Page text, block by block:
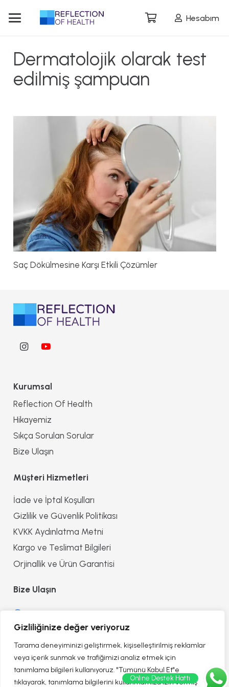
Gizliliğinize değer veriyoruz
Tarama deneyiminizi geliştirmek, kişiselleştirilmiş reklamlar
veya içerik sunmak ve trafiğimizi analiz etmek için
tanımlama bilgileri kullanıyoruz. "Tümünü Kabul Et"e
tıklayarak, tanımlama bilgilerini kullanmamıza izin vermiş
Hesabım
Dermatolojik olarak test
edilmiş şampuan
Saç Dökülmesine Karşı Etkili Çözümler
Kurumsal
Reflection Of Health
Hikayemiz
Sıkça Sorulan Sorular
Bize Ulaşın
Müşteri Hizmetleri
İade ve İptal Koşulları
Gizlilik ve Güvenlik Politikası
KVKK Aydınlatma Metni
Kargo ve Teslimat Bilgileri
Orjinallik ve Ürün Garantisi
Bize Ulaşın
info@reflectionofhealth.com
Online Destek Hattı